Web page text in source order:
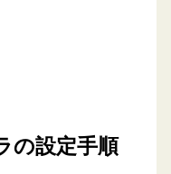
の設定手順